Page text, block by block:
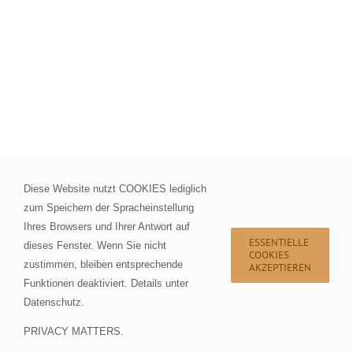
Diese Website nutzt COOKIES lediglich
zum Speichern der Spracheinstellung
Ihres Browsers und Ihrer Antwort auf
dieses Fenster. Wenn Sie nicht
zustimmen, bleiben entsprechende
Funktionen deaktiviert. Details unter
Datenschutz.
PRIVACY MATTERS.
ESSENTIELLE
COOKIES
AKZEPTIEREN